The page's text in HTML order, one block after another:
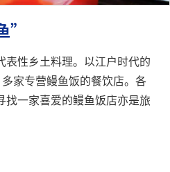
”
性乡土料理。以江户时代的
家专营鳗鱼饭的餐饮店。各
找一家喜爱的鳗鱼饭店亦是旅